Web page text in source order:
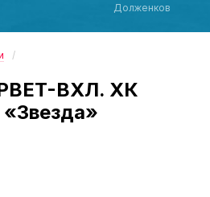
Долженков
ВХЛ. ХК